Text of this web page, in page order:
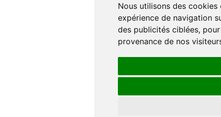
Nous utilisons des cookies et d'autres technologies de suivi pour améliorer votre
expérience de navigation
des publicités ciblées,
provenance de nos